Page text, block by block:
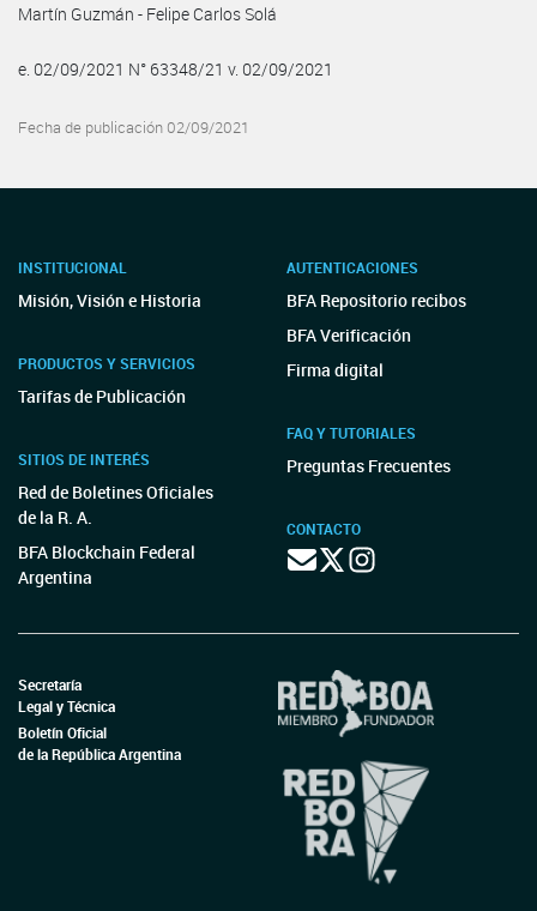
Martín Guzmán - Felipe Carlos Solá
e. 02/09/2021 N° 63348/21 v. 02/09/2021
Fecha de publicación 02/09/2021
INSTITUCIONAL
Misión, Visión e Historia
PRODUCTOS Y SERVICIOS
Tarifas de Publicación
SITIOS DE INTERÉS
Red de Boletines Oficiales
de la R. A.
BFA Blockchain Federal
Argentina
AUTENTICACIONES
BFA Repositorio recibos
BFA Verificación
Firma digital
FAQ Y TUTORIALES
Preguntas Frecuentes
CONTACTO
Secretaría
Legal y Técnica
Boletín Oficial
de la República Argentina